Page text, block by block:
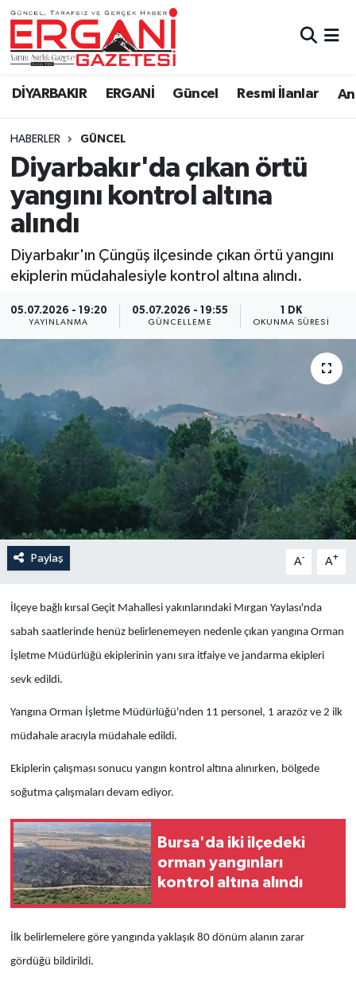
DİYARBAKIR ERGANİ Güncel Resmi İlanlar
HABERLER GÜNCEL
Diyarbakır'da çıkan örtü
yangını kontrol altına
alındı
Diyarbakır'ın Çüngüş ilçesinde çıkan örtü yangını
ekiplerin müdahalesiyle kontrol altına alındı.
05.07.2026 - 19:20
YAYINLANMA
05.07.2026 - 19:55
GÜNCELLEME
1 DK
OKUNMA SÜRESI
Paylaş A- A+
İlçeye bağlı kırsal Geçit Mahallesi yakınlarındaki Mırgan Yaylası'nda
sabah saatlerinde henüz belirlenemeyen nedenle çıkan yangına Orman
İşletme Müdürlüğü ekiplerinin yanı sıra itfaiye ve jandarma ekipleri
sevk edildi.
Yangına Orman İşletme Müdürlüğü'nden 11 personel, 1 arazöz ve 2 ilk
müdahale aracıyla müdahale edildi.
Ekiplerin çalışması sonucu yangın kontrol altına alınırken, bölgede
soğutma çalışmaları devam ediyor.
Bursa'da iki ilçedeki
orman yangınları
kontrol altına alındı
İlk belirlemelere göre yangında yaklaşık 80 dönüm alanın zarar
gördüğü bildirildi.
DİYARBAKIR
BİSMİL
BAĞLAR
ERGANİ
Güncel
Eği̇ti̇m
Resmi İlanlar
Sağlık
Si̇yaset
Spor
Anali̇z
Bi̇li̇m & Teknoloji̇
Dünya
Eği̇ti̇m
Ergani Nöbetçi Eczaneler
Ergani Hava Durumu
Ergani Trafik Yoğunluk Haritası
Süper Lig Puan Durumu ve Fikstür
Tüm Manşetler
Son Dakika Haberleri
Haber Arşivi